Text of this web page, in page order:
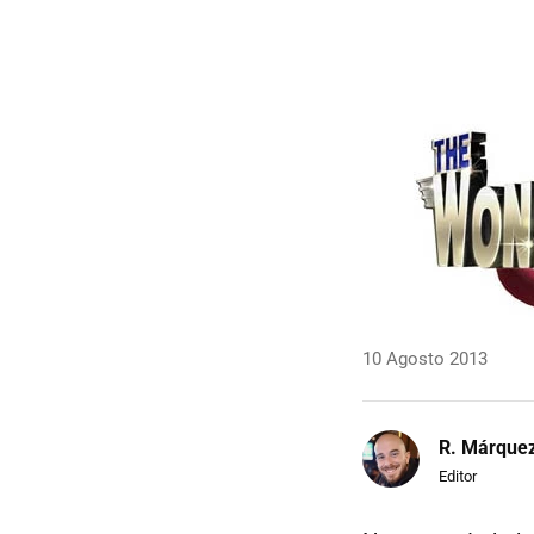
10 Agosto 2013
R.
Editor